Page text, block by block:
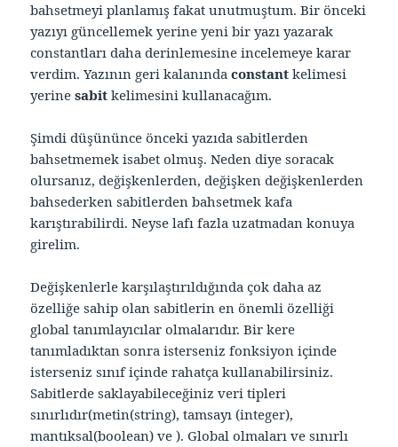
bahsetmeyi planlamış fakat unutmuştum. Bir önceki
yazıyı güncellemek yerine yeni bir yazı yazarak
constantları daha derinlemesine incelemeye karar
verdim. Yazının geri kalanındaconstant kelimesi
yerinesabit kelimesini kullanacağım.
Şimdi düşününce önceki yazıda sabitlerden
bahsetmemek isabet olmuş. Neden diye soracak
olursanız, değişkenlerden, değişken değişkenlerden
bahsederken sabitlerden bahsetmek kafa
karıştırabilirdi. Neyse lafı fazla uzatmadan konuya
girelim.
Değişkenlerle karşılaştırıldığında çok daha az
özelliğe sahip olan sabitlerin en önemli özelliği
global tanımlayıcılar olmalarıdır. Bir kere
tanımladıktan sonra isterseniz fonksiyon içinde
isterseniz sınıf içinde rahatça kullanabilirsiniz.
Sabitlerde saklayabileceğiniz veri tipleri
sınırlıdır(metin(string), tamsayı (integer),
mantıksal(boolean) ve ). Global olmaları ve sınırlı